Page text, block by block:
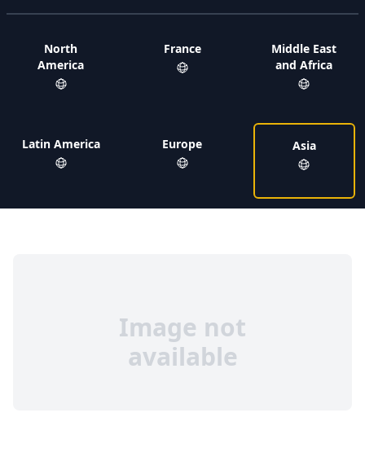
North
America
Latin America
France
Europe
Middle East
and Africa
Asia
Image not
available